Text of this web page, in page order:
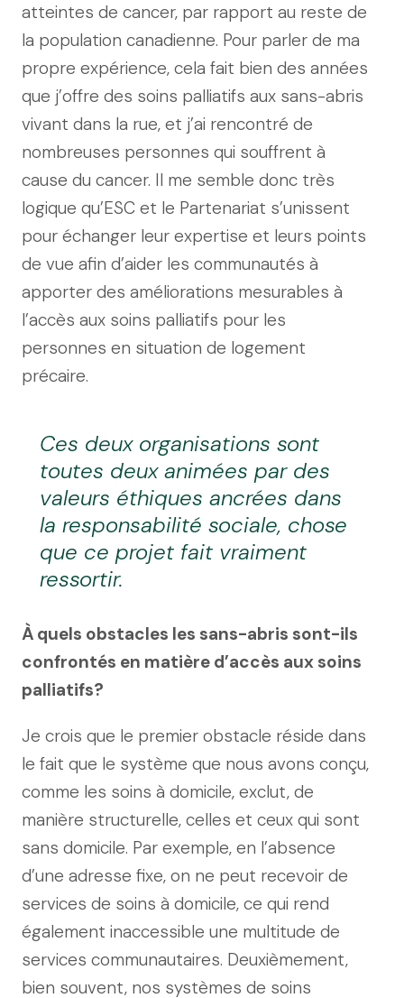
atteintes de cancer, par rapport au reste de
la population canadienne. Pour parler de ma
propre expérience, cela fait bien des années
que j’offre des soins palliatifs aux sans-abris
vivant dans la rue, et j’ai rencontré de
nombreuses personnes qui souffrent à
cause du cancer. Il me semble donc très
logique qu’ESC et le Partenariat s’unissent
pour échanger leur expertise et leurs points
de vue afin d’aider les communautés à
apporter des améliorations mesurables à
l’accès aux soins palliatifs pour les
personnes en situation de logement
précaire.
Ces deux organisations sont
toutes deux animées par des
valeurs éthiques ancrées dans
la responsabilité sociale, chose
que ce projet fait vraiment
ressortir.
À quels obstacles les sans-abris sont-ils
confrontés en matière d’accès aux soins
palliatifs?
Je crois que le premier obstacle réside dans
le fait que le système que nous avons conçu,
comme les soins à domicile, exclut, de
manière structurelle, celles et ceux qui sont
sans domicile. Par exemple, en l’absence
d’une adresse fixe, on ne peut recevoir de
services de soins à domicile, ce qui rend
également inaccessible une multitude de
services communautaires. Deuxièmement,
bien souvent, nos systèmes de soins